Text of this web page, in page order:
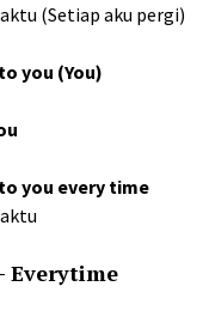
(Setiap aku pergi)
you (You)
you every time
Everytime